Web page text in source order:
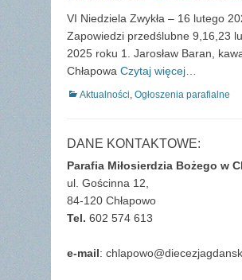
VI Niedziela Zwykła – 16 lutego
Zapowiedzi przedślubne 9,16,23
2025 roku 1. Jarosław Baran,
Chłapowa Czytaj więcej…
Categories
Aktualności Ogłoszenia parafialne
DANE KONTAKTOWE:
Parafia Miłosierdzia Bożego w
ul. Gościnna 12,
84-120 Chłapowo
Tel. 602 574 613
e-mail: